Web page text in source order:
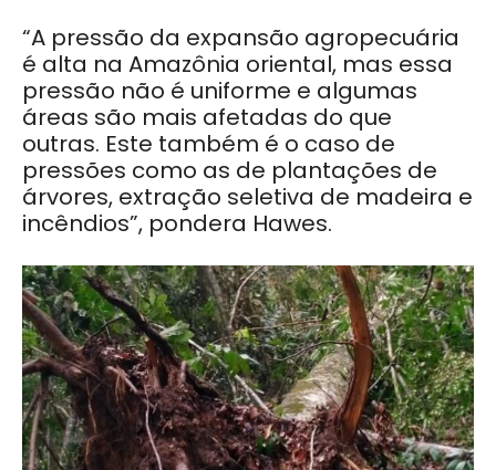
“A pressão da expansão agropecuária
é alta na Amazônia oriental, mas essa
pressão não é uniforme e algumas
áreas são mais afetadas do que
outras. Este também é o caso de
pressões como as de plantações de
árvores, extração seletiva de madeira e
incêndios”, pondera Hawes.